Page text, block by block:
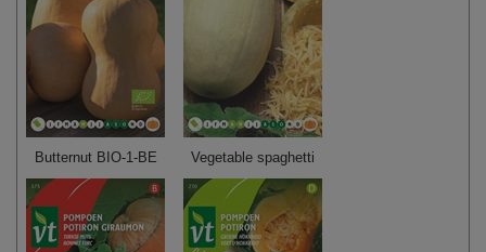
Butternut BIO-1-BE Vegetable spaghetti